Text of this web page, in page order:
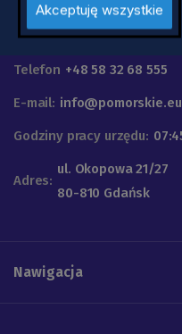
Urząd Marszałkowski
Województwa
Telefon +48 58 32 68 555
E-mail: info@pomorskie.eu
Godziny pracy urzędu:
Adres:
ul. Okopowa 21/27
80-810 Gdańsk
Nawigacja
Akceptuję wszystkie